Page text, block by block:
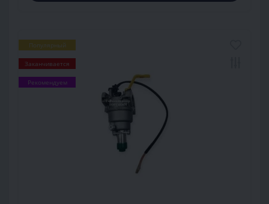
Популярный
Заканчивается
Рекомендуем